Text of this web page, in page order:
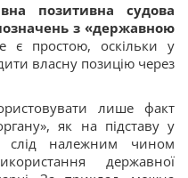
позитивна судова
з «державною
є простою, оскільки у
власну позицію через
лише факт
як на підставу у
слід належним чином
державної